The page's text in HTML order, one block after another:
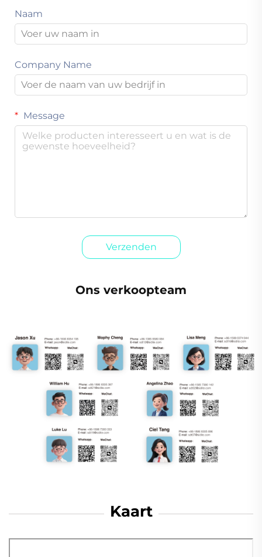
Naam
Company Name
Message
Verzenden
Ons verkoopteam
Kaart